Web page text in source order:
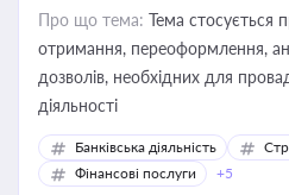
Про що тема: Тема стосується
отримання, переоформлення,
дозволів, необхідних для
діяльності
Банківська діяльність
Фінансові послуги
+5